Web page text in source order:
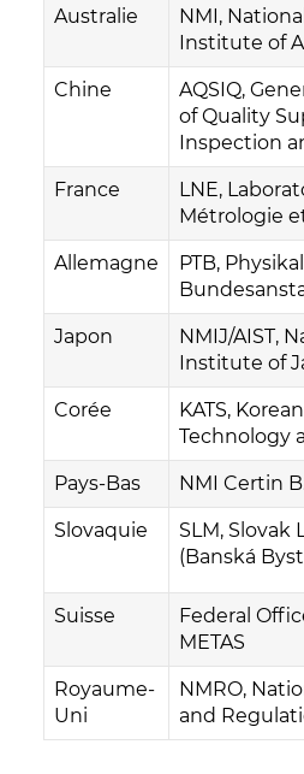
Australie
NMI,
Institute of
Chine
AQSIQ,
of Quality
Inspection
France
LNE,
Métrologie
Allemagne
PTB,
Japon
NMIJ/AIST,
Institute of
Corée
KATS,
Technology
Pays-Bas NMI Certin
Slovaquie
SLM, Slovak
(Banská
Suisse
Federal
METAS
Royaume-
Uni
NMRO,
and